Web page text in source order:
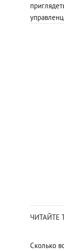
ЧИТАЙТЕ
Сколько